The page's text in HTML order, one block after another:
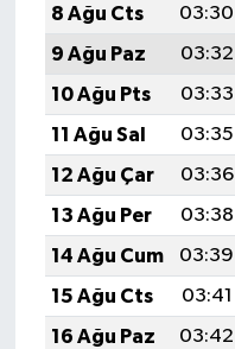
8 Ağu Cts
03:30
9 Ağu Paz
03:32
10 Ağu Pts
03:33
11 Ağu Sal
03:35
12 Ağu Çar
03:36
13 Ağu Per
03:38
14 Ağu Cum
03:39
15 Ağu Cts
03:41
16 Ağu Paz
03:42